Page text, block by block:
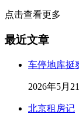
点击查看更多
最近文章
车停地库挺
2026年5月
北京租房记